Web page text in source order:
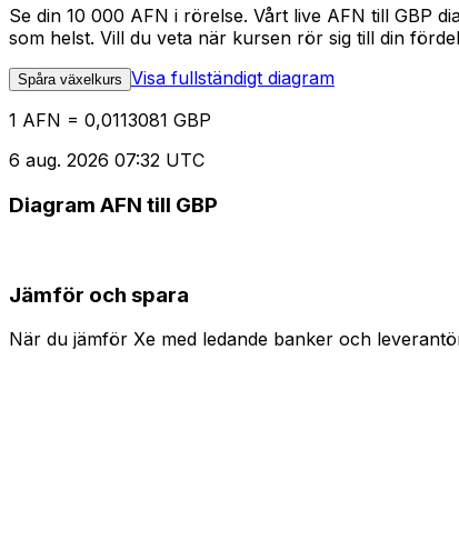
Se din 10 000 AFN i rörelse. Vårt live AFN till GBP
som helst. Vill du veta när kursen rör sig till din
Spåra växelkurs Visa fullständigt diagram
1 AFN = 0,0113081 GBP
6 aug. 2026 07:32 UTC
Diagram AFN till GBP
Jämför och spara
När du jämför Xe med ledande banker och